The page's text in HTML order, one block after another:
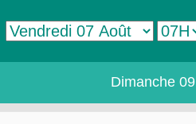
Dimanche 09